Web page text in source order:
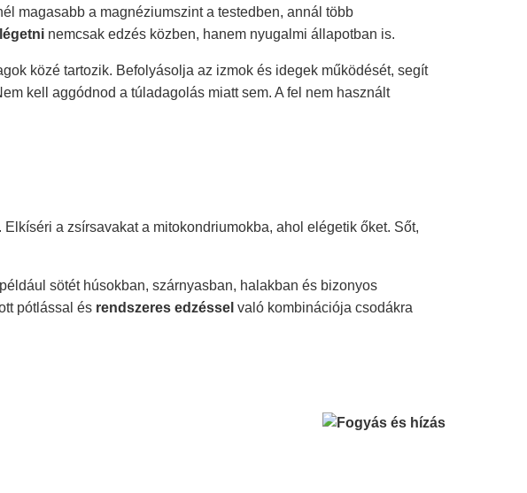
magasabb a magnéziumszint a testedben, annál több
nemcsak edzés közben, hanem nyugalmi állapotban is.
közé tartozik. Befolyásolja az izmok és idegek működését, segít
kell aggódnod a túladagolás miatt sem. A fel nem használt
Elkíséri a zsírsavakat a mitokondriumokba, ahol elégetik őket. Sőt,
sötét húsokban, szárnyasban, halakban és bizonyos
pótlással és rendszeres edzéssel való kombinációja csodákra